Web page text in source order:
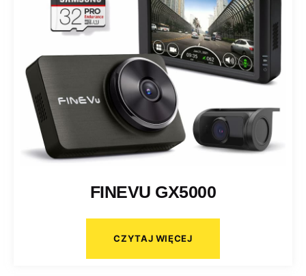
FINEVU GX5000
CZYTAJ WIĘCEJ